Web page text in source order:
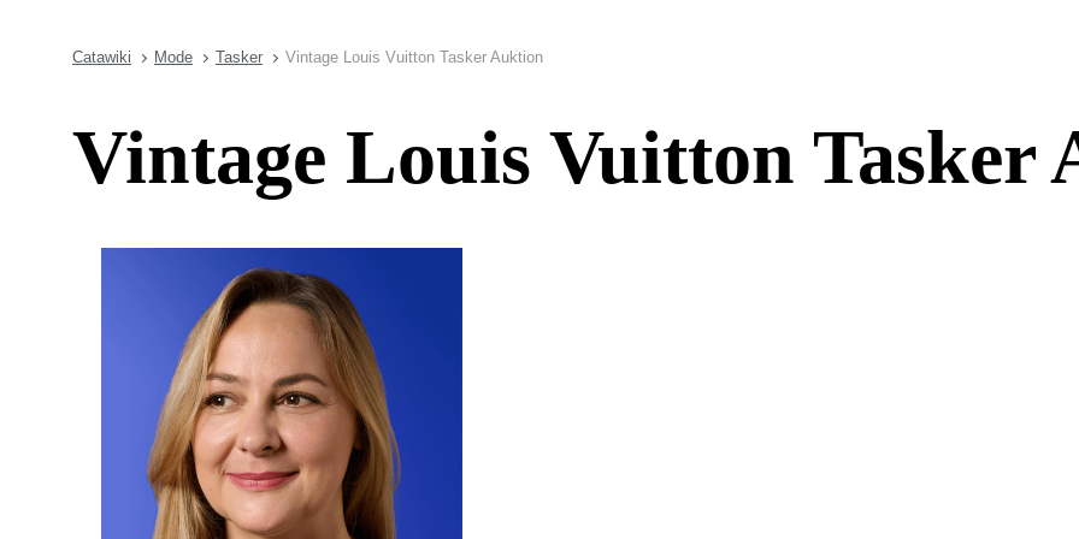
Catawiki Mode Tasker Vintage Louis Vuitton Tasker Auktion
Vintage Louis Vuitton Tasker